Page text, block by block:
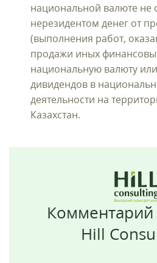
национальной валюте не
нерезидентом денег от
(выполнения работ,
продажи иных
национальную валюту
дивидендов в
деятельности на
Казахстан.
Комментарий
Hill